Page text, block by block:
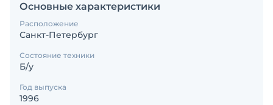
Основные характеристики
Расположение
Санкт-Петербург
Состояние техники
Б/у
Год выпуска
1996